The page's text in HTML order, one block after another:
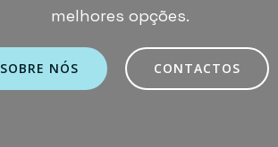
melhores opções.
SOBRE NÓS CONTACTOS